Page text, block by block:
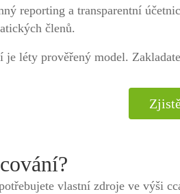
reporting a transparentní
členů.
je léty prověřený model.
vlastní zdroje ve výši